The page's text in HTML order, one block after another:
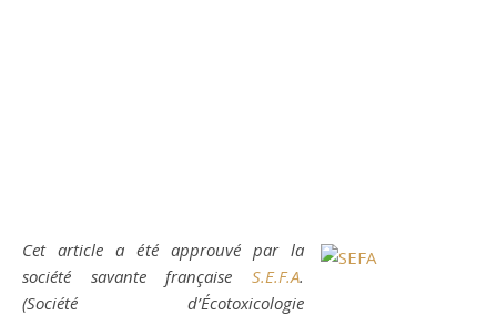
Cet article a été approuvé par la
société savante française S.E.F.A.
(Société d’Écotoxicologie